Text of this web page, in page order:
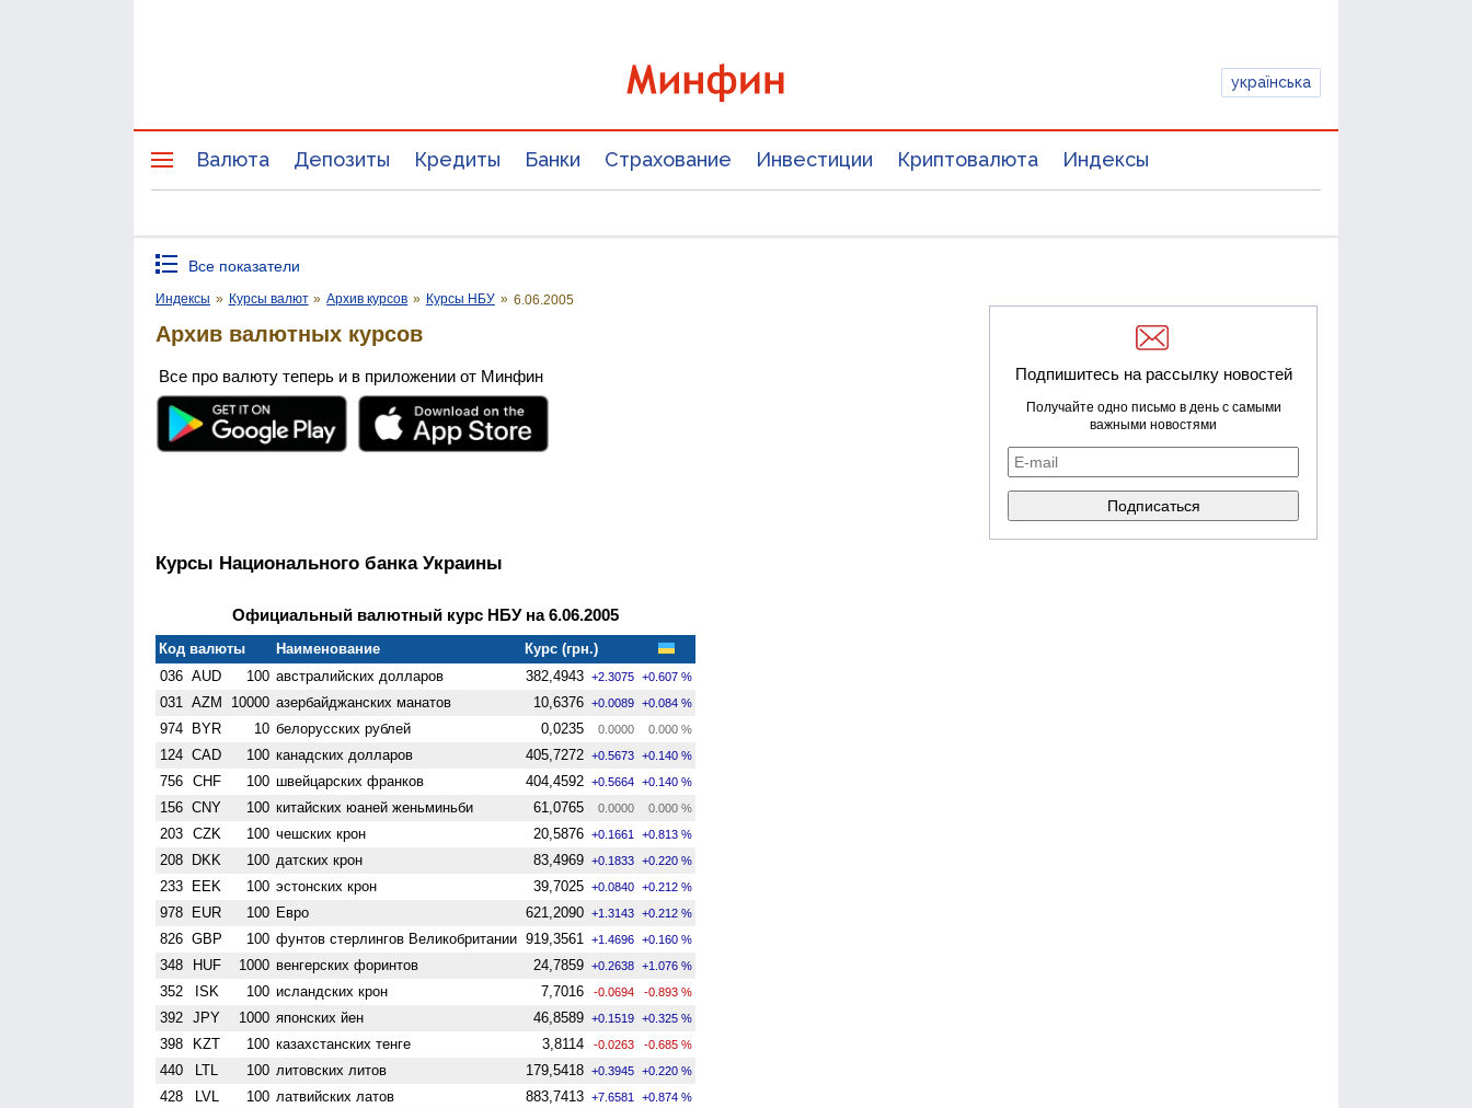
українська
Валюта Депозиты Кредиты Банки Страхование Инвестиции Криптовалюта Индексы
Все показатели
Индексы » Курсы валют » Архив курсов » Курсы НБУ » 6.06.2005
Архив валютных курсов
Все про валюту теперь и в приложении от Минфин
Курсы Национального банка Украины
Официальный валютный курс НБУ на 6.06.2005
Код валюты Наименование
Курс (грн.)
036 AUD 100 австралийских долларов 382,4943 +2.3075 +0.607 %
031 AZM 10000 азербайджанских манатов 10,6376 +0.0089 +0.084 %
974 BYR 10 белорусских рублей 0,0235 0.0000 0.000 %
124 CAD 100 канадских долларов 405,7272 +0.5673 +0.140 %
756 CHF 100 швейцарских франков 404,4592 +0.5664 +0.140 %
156 CNY 100 китайских юаней женьминьби 61,0765 0.0000 0.000 %
203 CZK 100 чешских крон 20,5876 +0.1661 +0.813 %
208 DKK 100 датских крон 83,4969 +0.1833 +0.220 %
233 EEK 100 эстонских крон 39,7025 +0.0840 +0.212 %
978 EUR 100 Евро 621,2090 +1.3143 +0.212 %
826 GBP 100 фунтов стерлингов Велико­британии 919,3561 +1.4696 +0.160 %
348 HUF 1000 венгерских форинтов 24,7859 +0.2638 +1.076 %
352 ISK 100 исландских крон 7,7016 -0.0694 -0.893 %
392 JPY 1000 японских йен 46,8589 +0.1519 +0.325 %
398 KZT 100 казахстанских тенге 3,8114 -0.0263 -0.685 %
440 LTL 100 литовских литов 179,5418 +0.3945 +0.220 %
428 LVL 100 латвийских латов 883,7413 +7.6581 +0.874 %
Подпишитесь на рассылку новостей
Получайте одно письмо в день с самыми
важными новостями